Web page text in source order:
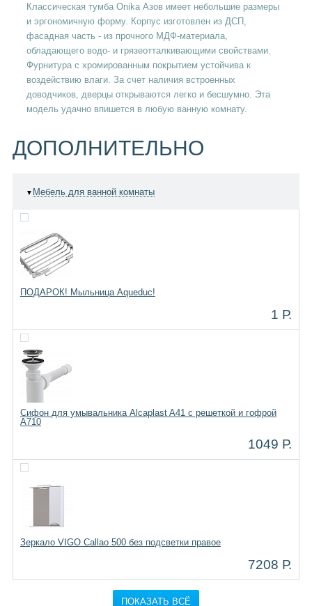
Классическая тумба Onika Азов имеет небольшие размеры
и эргономичную форму. Корпус изготовлен из ДСП,
фасадная часть - из прочного МДФ-материала,
обладающего водо- и грязеотталкивающими свойствами.
Фурнитура с хромированным покрытием устойчива к
воздействию влаги. За счет наличия встроенных
доводчиков, дверцы открываются легко и бесшумно. Эта
модель удачно впишется в любую ванную комнату.
ДОПОЛНИТЕЛЬНО
▼ Мебель для ванной комнаты
ПОДАРОК! Мыльница Aqueduc!
1 Р.
Сифон для умывальника Alcaplast A41 с решеткой и гофрой
A710
1049 Р.
Зеркало VIGO Callao 500 без подсветки правое
7208 Р.
ПОКАЗАТЬ ВСЁ